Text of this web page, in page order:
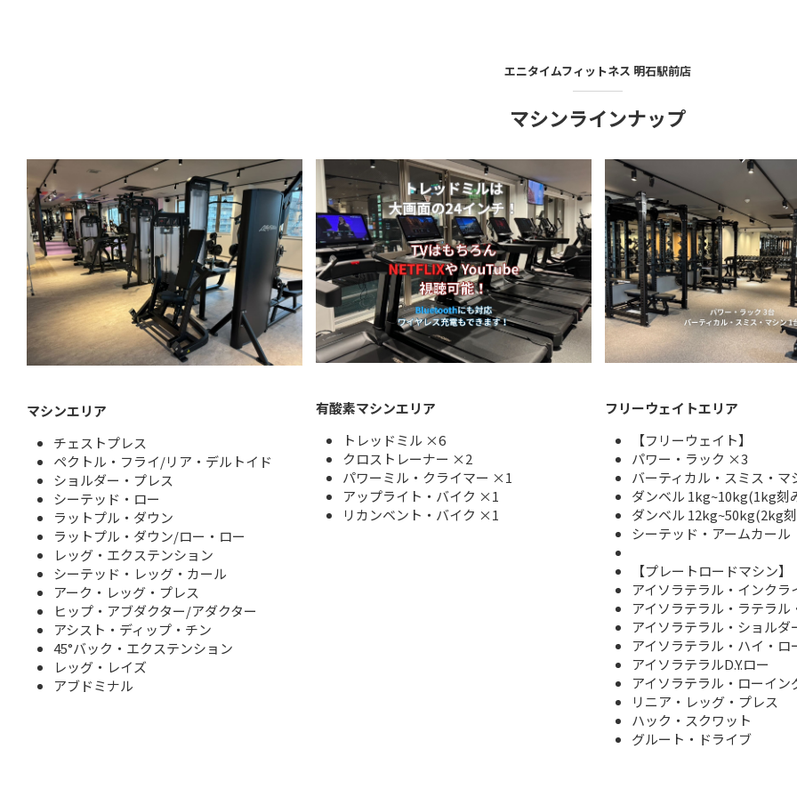
エニタイムフィットネス 明石駅前店
マシンラインナップ
マシンエリア
チェストプレス
ペクトル・フライ/リア・デルトイド
ショルダー・プレス
シーテッド・ロー
ラットプル・ダウン
ラットプル・ダウン/ロー・ロー
レッグ・エクステンション
シーテッド・レッグ・カール
アーク・レッグ・プレス
ヒップ・アブダクター/アダクター
アシスト・ディップ・チン
45°バック・エクステンション
レッグ・レイズ
アブドミナル
有酸素マシンエリア
トレッドミル ×6
クロストレーナー ×2
パワーミル・クライマー ×1
アップライト・バイク ×1
リカンベント・バイク ×1
フリーウェイトエリア
【フリーウェイト】
パワー・ラック ×3
バーティカル・スミス・
ダンベル 1kg~10kg(1kg刻
ダンベル 12kg~50kg(2kg
シーテッド・アームカール
【プレートロードマシン】
アイソラテラル・インクラ
アイソラテラル・ラテラル
アイソラテラル・ショルダ
アイソラテラル・ハイ・ロ
アイソラテラルD.Y.ロー
アイソラテラル・ローイン
リニア・レッグ・プレス
ハック・スクワット
グルート・ドライブ